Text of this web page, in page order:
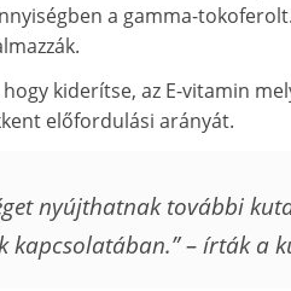
a gamma-
kiderítse, az E-vitamin
előfordulási arányát.
nyújthatnak további
kapcsolatában.”– írták a